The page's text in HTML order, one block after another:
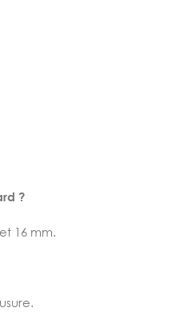
?
16 mm.